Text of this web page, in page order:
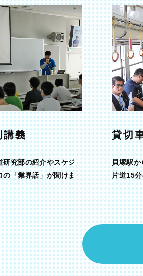
講義
研究部の紹介やスケジ
の「業界話」が聞けま
貸切
貝塚駅か
片道15